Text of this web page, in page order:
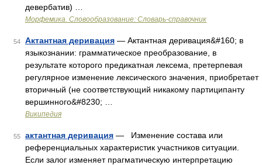
девербатив) …
Морфемика. Словообразование: Словарь-справочник
54 Актантная деривация — Актантная деривация&#160; в
языкознании: грамматическое преобразование, в
результате которого предикатная лексема, претерпевая
регулярное изменение лексического значения, приобретает
вторичный (не соответствующий никакому партиципанту
вершинного&#8230; …
Википедия
55 актантная деривация — Изменение состава или
референциальных характеристик участников ситуации.
Если залог изменяет прагматическую интерпретацию